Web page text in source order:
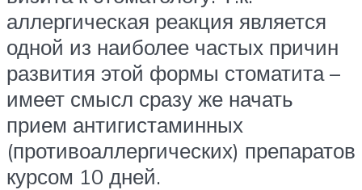
аллергическая реакция является
одной из наиболее частых причин
развития этой формы стоматита –
имеет смысл сразу же начать
прием антигистаминных
(противоаллергических) препаратов
курсом 10 дней.